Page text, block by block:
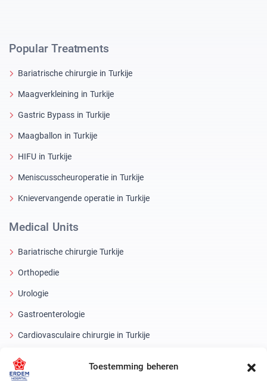
Toestemming beheren
Popular Treatments
Bariatrische chirurgie in Turkije
Maagverkleining in Turkije
Gastric Bypass in Turkije
Maagballon in Turkije
HIFU in Turkije
Meniscusscheuroperatie in Turkije
Knievervangende operatie in Turkije
Medical Units
Bariatrische chirurgie Turkije
Orthopedie
Urologie
Gastroenterologie
Cardiovasculaire chirurgie in Turkije
Plastische chirurgie
Haartransplantatiebehandelingen